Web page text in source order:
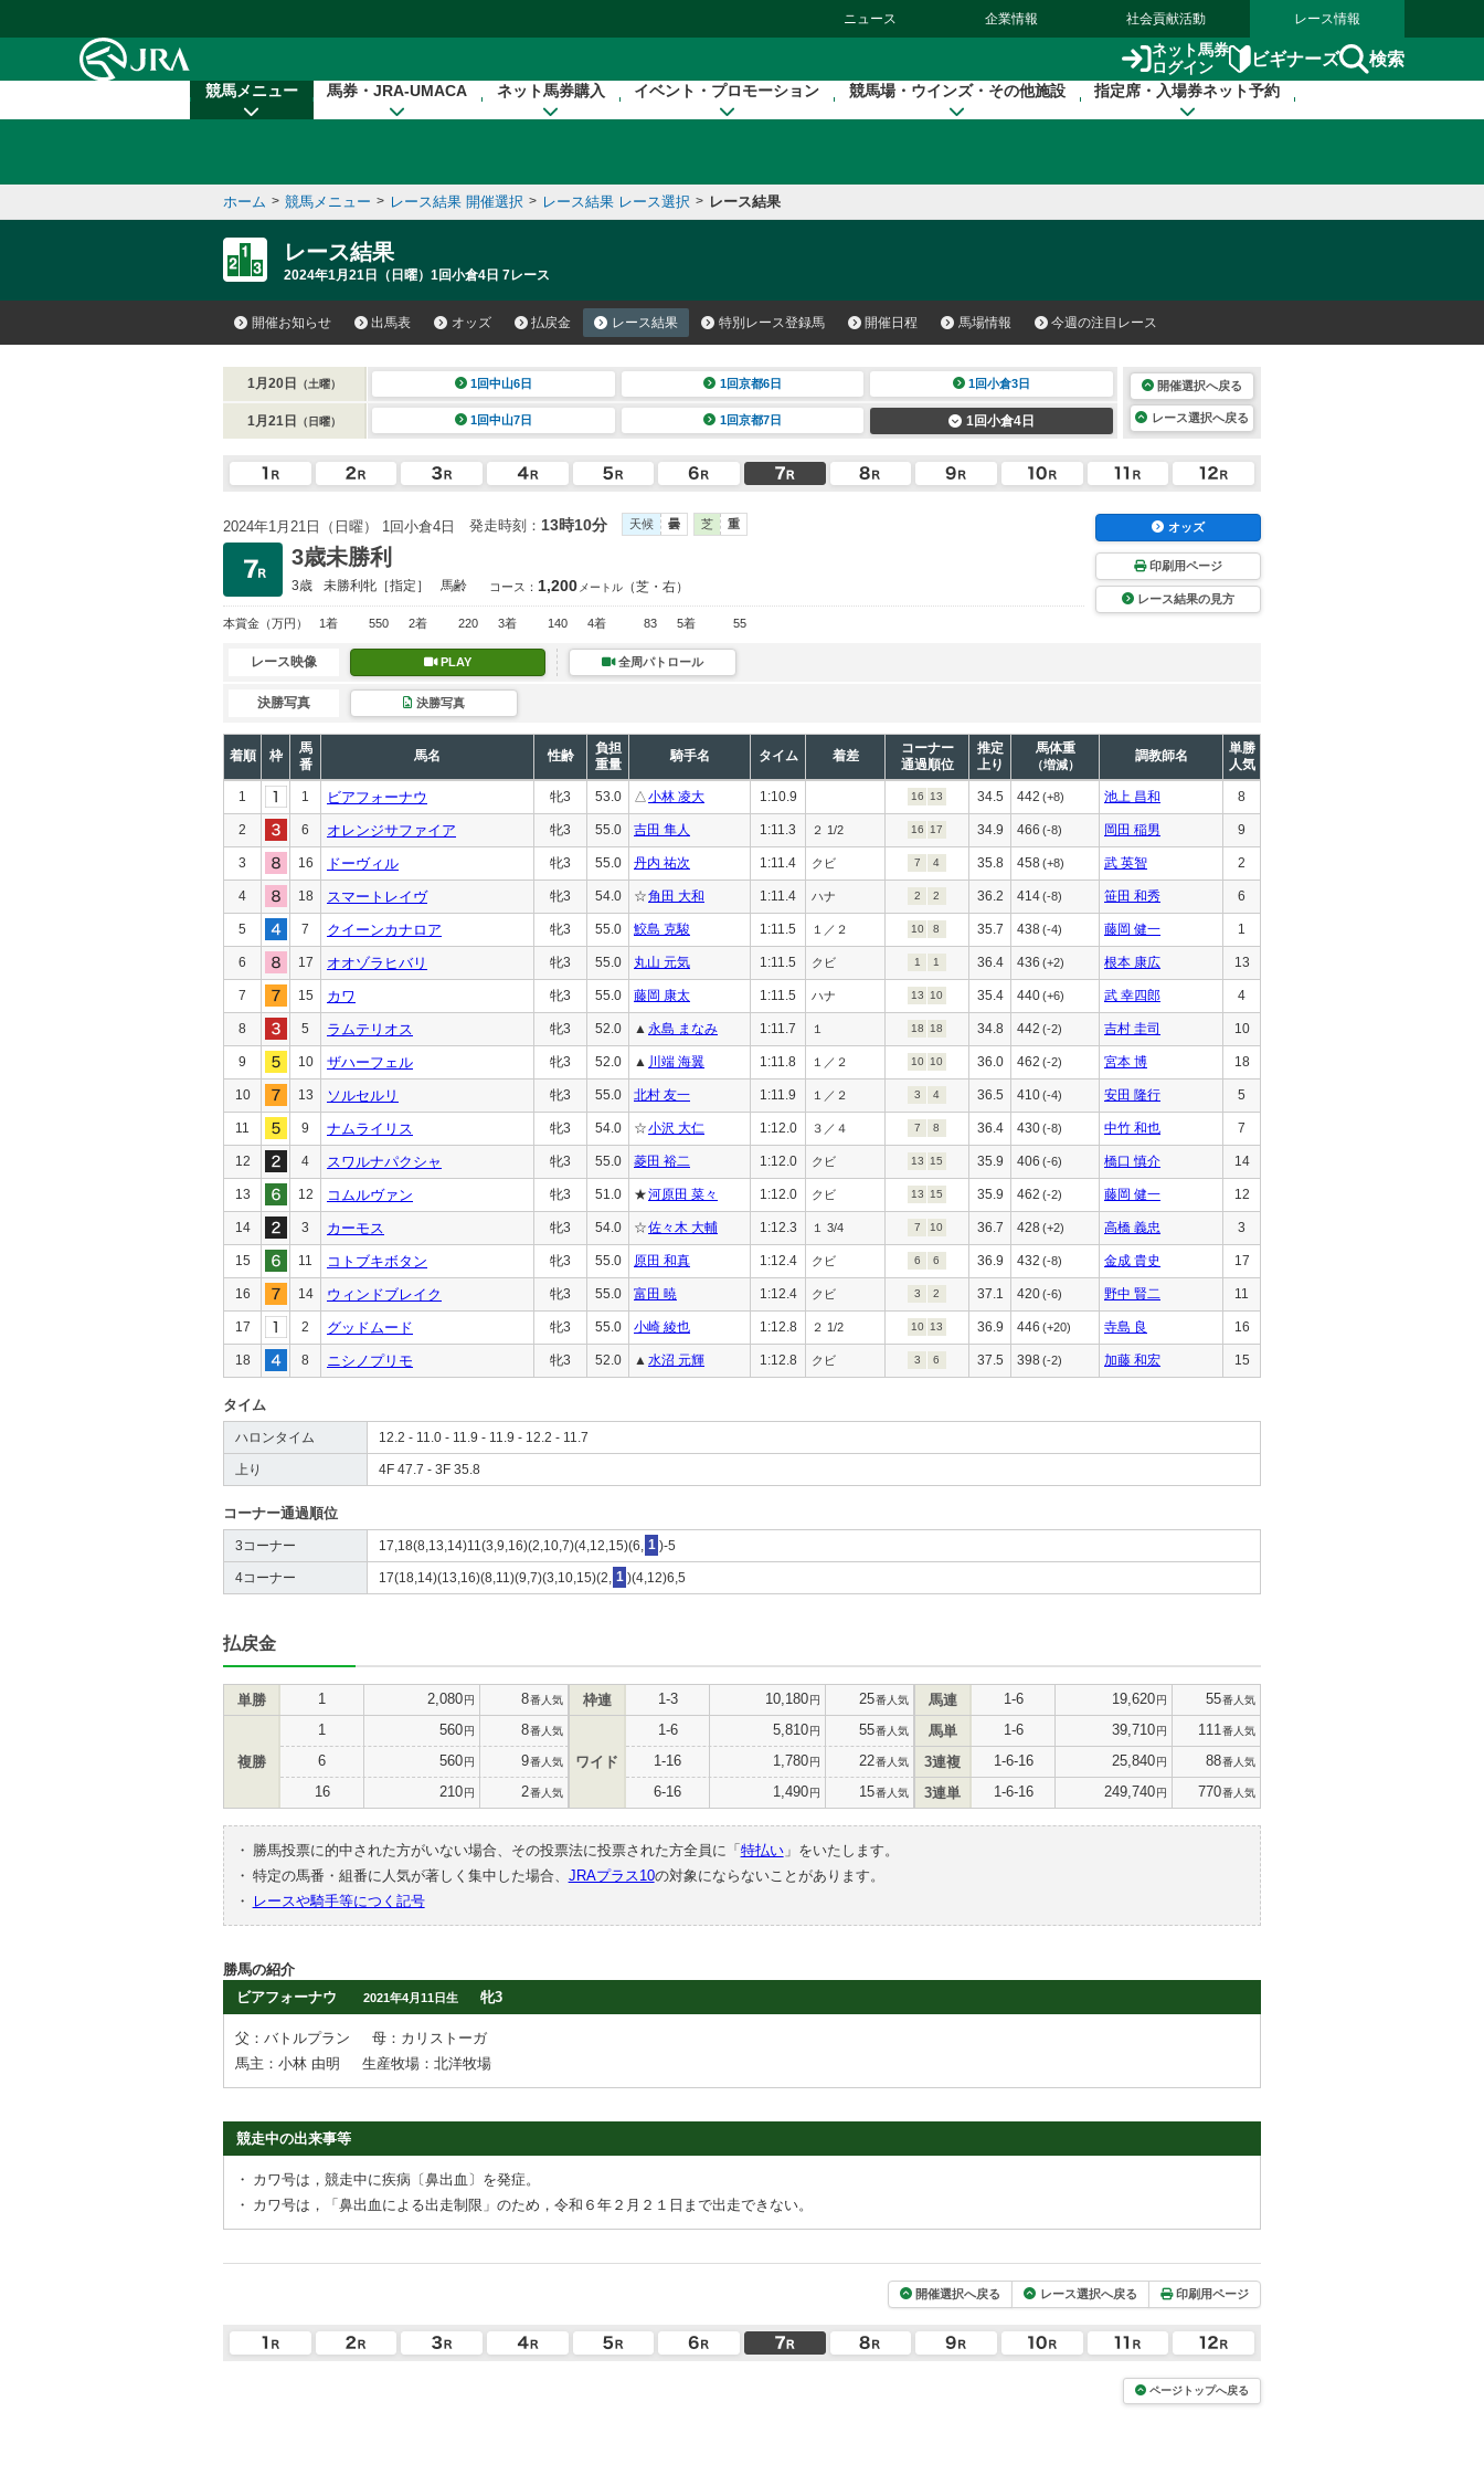
ニュース 企業情報 社会貢献活動 レース情報
ネット馬券
ログイン
ビギナーズ 検索
競馬メニュー 馬券・JRA-UMACA ネット馬券購入 イベント・プロモーション 競馬場・ウインズ・その他施設 指定席・入場券ネット予約
ホーム > 競馬メニュー > レース結果 開催選択 > レース結果 レース選択 > レース結果
レース結果
2024年1月21日（日曜）1回小倉4日 7レース
開催お知らせ 出馬表 オッズ 払戻金 レース結果 特別レース登録馬 開催日程 馬場情報 今週の注目レース
1月20日 （土曜） 1回中山6日 1回京都6日 1回小倉3日
1月21日 （日曜） 1回中山7日 1回京都7日 1回小倉4日
開催選択へ戻る
レース選択へ戻る
2024年1月21日（日曜） 1回小倉4日 発走時刻： 13時10分 天候 曇 芝 重
3歳未勝利
3歳 未勝利牝［指定］ 馬齢 コース： 1,200 メートル （芝・右）
本賞金 （万円） 1着 550 2着 220 3着 140 4着 83 5着 55
オッズ
印刷用ページ
レース結果の見方
レース映像 PLAY 全周パトロール
決勝写真 決勝写真
着順 枠
馬
番
馬名 性齢
負担
重量
騎手名 タイム 着差
コーナー
通過順位
推定
上り
馬体重
（増減）
調教師名
単勝
人気
1 1 ビアフォーナウ 牝3 53.0 △小林 凌大 1:10.9 16 13 34.5 442 (+8) 池上 昌和 8
2 6 オレンジサファイア 牝3 55.0 吉田 隼人 1:11.3 ２ 1/2 16 17 34.9 466 (-8) 岡田 稲男 9
3 16 ドーヴィル 牝3 55.0 丹内 祐次 1:11.4 クビ 7 4 35.8 458(+8) 武 英智 2
4 18 スマートレイヴ 牝3 54.0 ☆角田 大和 1:11.4 ハナ 2 2 36.2 414(-8) 笹田 和秀 6
5 7 クイーンカナロア 牝3 55.0 鮫島 克駿 1:11.5 １／２ 10 8 35.7 438(-4) 藤岡 健一 1
6 17 オオゾラヒバリ 牝3 55.0 丸山 元気 1:11.5 クビ 1 1 36.4 436 (+2) 根本 康広 13
7 15 カワ 牝3 55.0 藤岡 康太 1:11.5 ハナ 13 10 35.4 440(+6) 武 幸四郎 4
8 5 ラムテリオス 牝3 52.0 ▲ 永島 まなみ 1:11.7 １ 18 18 34.8 442 (-2) 吉村 圭司 10
9 10 ザハーフェル 牝3 52.0 ▲ 川端 海翼 1:11.8 １／２ 10 10 36.0 462 (-2) 宮本 博 18
10 13 ソルセルリ 牝3 55.0 北村 友一 1:11.9 １／２ 3 4 36.5 410(-4) 安田 隆行 5
11 9 ナムライリス 牝3 54.0 ☆小沢 大仁 1:12.0 ３／４ 7 8 36.4 430(-8) 中竹 和也 7
12 4 スワルナパクシャ 牝3 55.0 菱田 裕二 1:12.0 クビ 13 15 35.9 406 (-6) 橋口 慎介 14
13 12 コムルヴァン 牝3 51.0 ★河原田 菜々 1:12.0 クビ 13 15 35.9 462 (-2) 藤岡 健一 12
14 3 カーモス 牝3 54.0 ☆佐々木 大輔 1:12.3 １ 3/4 7 10 36.7 428 (+2) 高橋 義忠 3
15 11 コトブキボタン 牝3 55.0 原田 和真 1:12.4 クビ 6 6 36.9 432 (-8) 金成 貴史 17
16 14 ウィンドブレイク 牝3 55.0 富田 暁 1:12.4 クビ 3 2 37.1 420(-6) 野中 賢二 11
17 2 グッドムード 牝3 55.0 小崎 綾也 1:12.8 ２ 1/2 10 13 36.9 446 (+20) 寺島 良 16
18 8 ニシノプリモ 牝3 52.0 ▲ 水沼 元輝 1:12.8 クビ 3 6 37.5 398 (-2) 加藤 和宏 15
タイム
ハロンタイム 12.2 - 11.0 - 11.9 - 11.9 - 12.2 - 11.7
上り 4F 47.7 - 3F 35.8
コーナー通過順位
3コーナー 17,18(8,13,14)11(3,9,16)(2,10,7)(4,12,15)(6, 1 )-5
4コーナー 17(18,14)(13,16)(8,11)(9,7)(3,10,15)(2, 1 )(4,12)6,5
払戻金
単勝 1 2,080円 8番人気
複勝
1 560円 8番人気
6 560円 9番人気
16 210円 2番人気
枠連 1-3 10,180円 25番人気
ワイド
1-6 5,810円 55番人気
1-16 1,780円 22番人気
6-16 1,490円 15番人気
馬連 1-6 19,620円 55番人気
馬単 1-6 39,710円 111 番人気
3連複 1-6-16 25,840円 88番人気
3連単 1-6-16 249,740円 770番人気
・ 勝馬投票に的中された方がいない場合、その投票法に投票された方全員に「 特払い」をいたします。
・ 特定の馬番・組番に人気が著しく集中した場合、 JRAプラス10の対象にならないことがあります。
・
レースや騎手等につく記号
勝馬の紹介
ビアフォーナウ
2021年4月11日生 牝3
父：バトルプラン
母：カリストーガ
馬主：小林 由明
生産牧場：北洋牧場
競走中の出来事等
・ カワ号は，競走中に疾病〔鼻出血〕を発症。
・ カワ号は，「鼻出血による出走制限」のため，令和６年２月２１日まで出走できない。
開催選択へ戻る レース選択へ戻る 印刷用ページ
ページトップへ戻る